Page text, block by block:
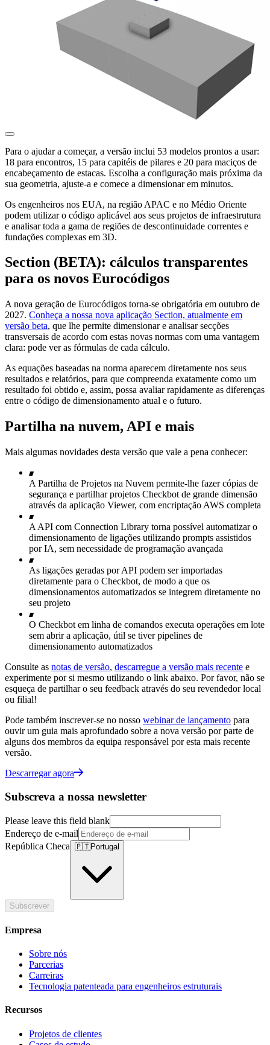
Para o ajudar a começar, a versão inclui 53 modelos prontos a usar:
18 para encontros, 15 para capitéis de pilares e 20 para maciços de
encabeçamento de estacas. Escolha a configuração mais próxima da
sua geometria, ajuste-a e comece a dimensionar em minutos.
Os engenheiros nos EUA, na região APAC e no Médio Oriente
podem utilizar o código aplicável aos seus projetos de infraestrutura
e analisar toda a gama de regiões de descontinuidade correntes e
fundações complexas em 3D.
Section (BETA): cálculos transparentes
para os novos Eurocódigos
A nova geração de Eurocódigos torna-se obrigatória em outubro de
2027. Conheça a nossa nova aplicação Section, atualmente em
versão beta, que lhe permite dimensionar e analisar secções
transversais de acordo com estas novas normas com uma vantagem
clara: pode ver as fórmulas de cada cálculo.
As equações baseadas na norma aparecem diretamente nos seus
resultados e relatórios, para que compreenda exatamente como um
resultado foi obtido e, assim, possa avaliar rapidamente as diferenças
entre o código de dimensionamento atual e o futuro.
Partilha na nuvem, API e mais
Mais algumas novidades desta versão que vale a pena conhecer:
A Partilha de Projetos na Nuvem permite-lhe fazer cópias de
segurança e partilhar projetos Checkbot de grande dimensão
através da aplicação Viewer, com encriptação AWS completa
A API com Connection Library torna possível automatizar o
dimensionamento de ligações utilizando prompts assistidos
por IA, sem necessidade de programação avançada
As ligações geradas por API podem ser importadas
diretamente para o Checkbot, de modo a que os
dimensionamentos automatizados se integrem diretamente no
seu projeto
O Checkbot em linha de comandos executa operações em lote
sem abrir a aplicação, útil se tiver pipelines de
dimensionamento automatizados
Consulte as notas de versão, descarregue a versão mais recente e
experimente por si mesmo utilizando o link abaixo. Por favor, não se
esqueça de partilhar o seu feedback através do seu revendedor local
ou filial!
Pode também inscrever-se no nosso webinar de lançamento para
ouvir um guia mais aprofundado sobre a nova versão por parte de
alguns dos membros da equipa responsável por esta mais recente
versão.
Descarregar agora
Subscreva a nossa newsletter
Please leave this field blank
Endereço de e-mail
República Checa 🇵🇹Portugal
Subscrever
Empresa
Sobre nós
Parcerias
Carreiras
Tecnologia patenteada para engenheiros estruturais
Recursos
Projetos de clientes